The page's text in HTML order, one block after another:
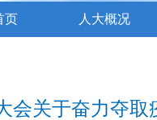
页 人大概况
会关于奋力夺